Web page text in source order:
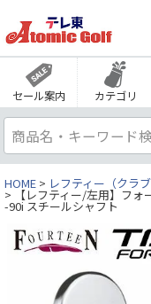
セール案内 カテゴリ
HOME レフティー（クラブ
【レフティー/左用】フォ
-90i スチールシャフト